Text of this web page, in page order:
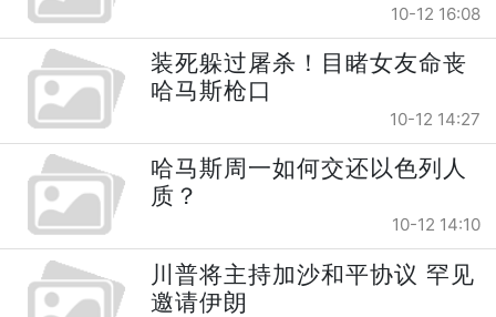
10-12 16:08
装死躲过屠杀！目睹女友命丧
哈马斯枪口
10-12 14:27
哈马斯周一如何交还以色列人
质？
10-12 14:10
川普将主持加沙和平协议 罕见
邀请伊朗